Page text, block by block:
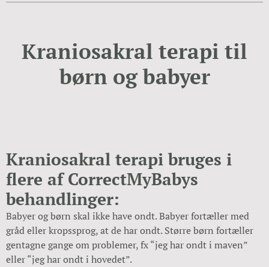
Kraniosakral terapi til
børn og babyer
Kraniosakral terapi bruges i
flere af CorrectMyBabys
behandlinger:
Babyer og børn skal ikke have ondt. Babyer fortæller med
gråd eller kropssprog, at de har ondt. Større børn fortæller
gentagne gange om problemer, fx “jeg har ondt i maven”
eller “jeg har ondt i hovedet”.